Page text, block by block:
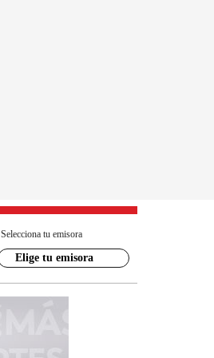
Selecciona tu emisora
Elige tu emisora